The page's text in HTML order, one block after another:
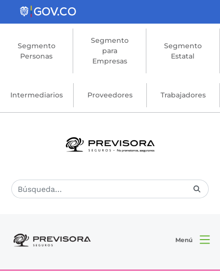
Saltar al contenido principal
Segmento
Personas
Segmento
para
Empresas
Segmento
Estatal
Intermediarios Proveedores Trabajadores
Menú